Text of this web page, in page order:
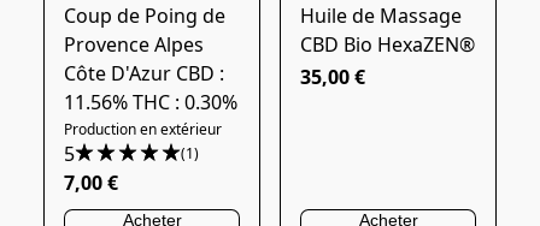
Coup de Poing de
Provence Alpes
Côte D'Azur CBD :
11.56% THC : 0.30%
Production en extérieur
5 (1)
7,00 €
Acheter
Huile de Massage
CBD Bio HexaZEN®
35,00 €
Acheter